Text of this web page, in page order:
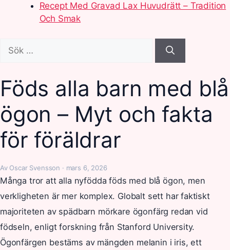
Recept Med Gravad Lax Huvudrätt – Tradition
Och Smak
efter:
Föds alla barn med blå
ögon – Myt och fakta
för föräldrar
Av Oscar Svensson · mars 6, 2026
Många tror att alla nyfödda föds med blå ögon, men
verkligheten är mer komplex. Globalt sett har faktiskt
majoriteten av spädbarn mörkare ögonfärg redan vid
födseln, enligt forskning från Stanford University.
Ögonfärgen bestäms av mängden melanin i iris, ett